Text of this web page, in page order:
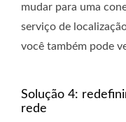
mudar para uma
serviço de
você também pode
Solução 4:
rede